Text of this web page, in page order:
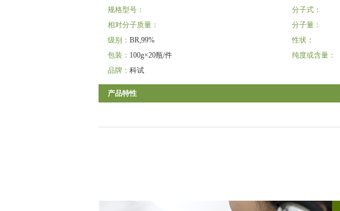
规格型号：
分子式：
相对分子质量：
分子量：
级别： BR,99%
性状：
包装： 100g×20瓶/件
纯度或含量：
品牌： 科试
产品特性